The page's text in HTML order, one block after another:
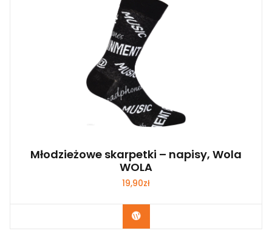
Młodzieżowe skarpetki – napisy, Wola
WOLA
19,90zł
Kup Teraz